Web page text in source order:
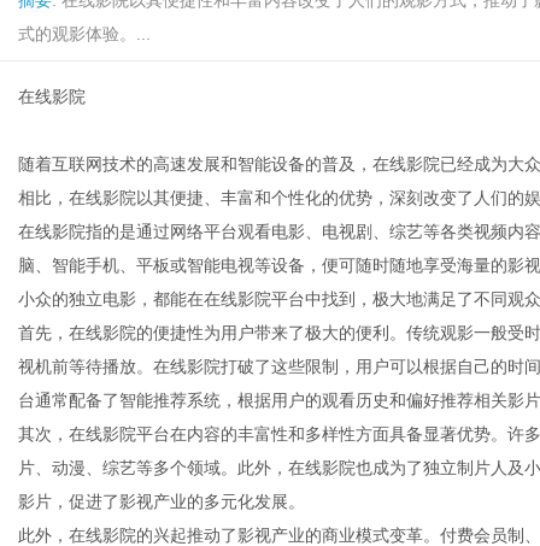
式的观影体验。...
在线影院
随着互联网技术的高速发展和智能设备的普及，在线影院已经成为大
相比，在线影院以其便捷、丰富和个性化的优势，深刻改变了人们的
在线影院指的是通过网络平台观看电影、电视剧、综艺等各类视频内
脑、智能手机、平板或智能电视等设备，便可随时随地享受海量的影
小众的独立电影，都能在在线影院平台中找到，极大地满足了不同观
首先，在线影院的便捷性为用户带来了极大的便利。传统观影一般受
视机前等待播放。在线影院打破了这些限制，用户可以根据自己的时
台通常配备了智能推荐系统，根据用户的观看历史和偏好推荐相关影
其次，在线影院平台在内容的丰富性和多样性方面具备显著优势。许
片、动漫、综艺等多个领域。此外，在线影院也成为了独立制片人
影片，促进了影视产业的多元化发展。
此外，在线影院的兴起推动了影视产业的商业模式变革。付费会员制